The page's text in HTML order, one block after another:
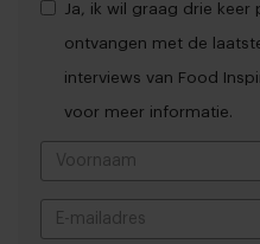
Ja, ik wil graag drie
ontvangen met de
interviews van Food
voor meer informatie.